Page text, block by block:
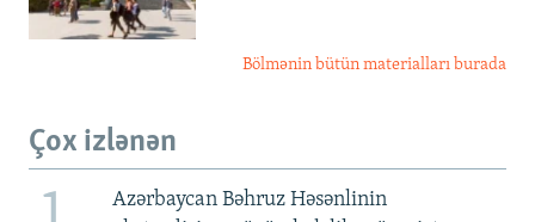
Bölmənin bütün materialları burada
Çox izlənən
Azərbaycan Bəhruz Həsənlinin